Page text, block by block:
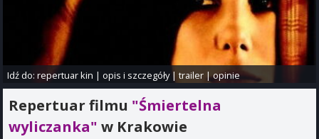
Idź do:repertuar kin |opis i szczegóły|trailer |opinie
Repertuar filmu "Śmiertelna
wyliczanka" w Krakowie